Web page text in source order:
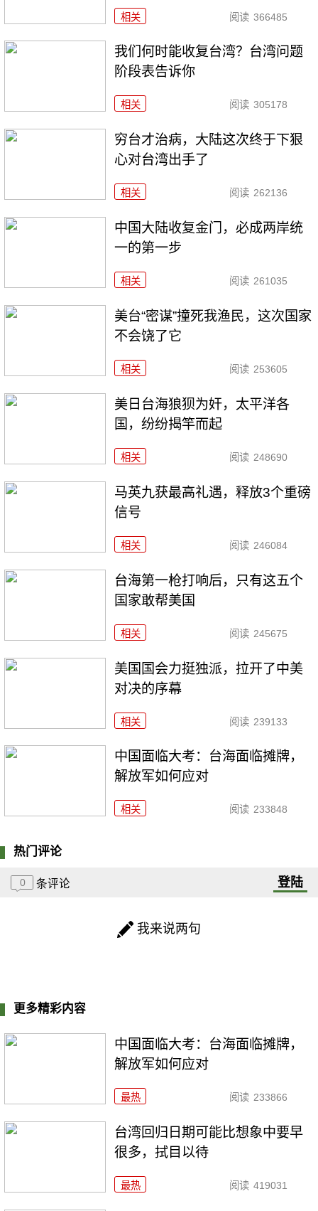
相关 阅读 366485
我们何时能收复台湾？台湾问题
阶段表告诉你
相关 阅读 305178
穷台才治病，大陆这次终于下狠
心对台湾出手了
相关 阅读 262136
中国大陆收复金门，必成两岸统
一的第一步
相关 阅读 261035
美台“密谋”撞死我渔民，这次国家
不会饶了它
相关 阅读 253605
美日台海狼狈为奸，太平洋各
国，纷纷揭竿而起
相关 阅读 248690
马英九获最高礼遇，释放3个重磅
信号
相关 阅读 246084
台海第一枪打响后，只有这五个
国家敢帮美国
相关 阅读 245675
美国国会力挺独派，拉开了中美
对决的序幕
相关 阅读 239133
中国面临大考：台海面临摊牌，
解放军如何应对
相关 阅读 233848
热门评论
0 条评论 登陆
我来说两句
更多精彩内容
中国面临大考：台海面临摊牌，
解放军如何应对
最热 阅读 233866
台湾回归日期可能比想象中要早
很多，拭目以待
最热 阅读 419031